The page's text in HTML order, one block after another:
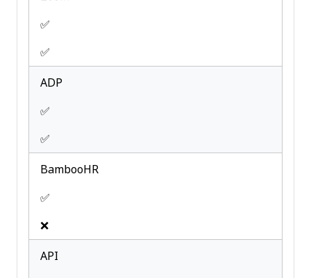
✅
✅
ADP
✅
✅
BambooHR
✅
❌
API